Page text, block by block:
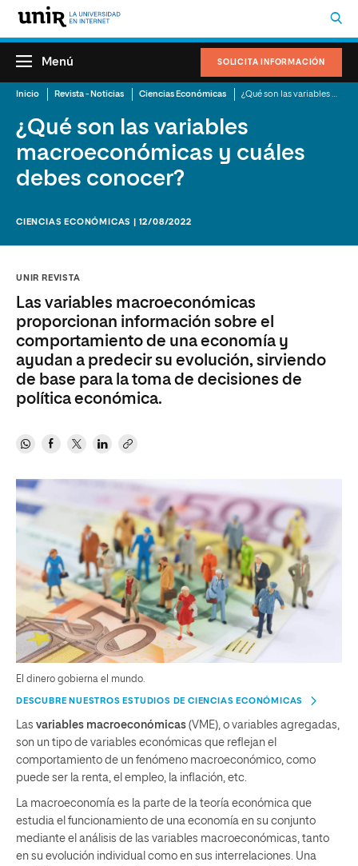
SOLICITA INFORMACIÓN
Menú
Inicio Revista - Noticias Ciencias Económicas
¿Qué son las variables
macroeconómicas y cuáles
debes conocer?
CIENCIAS ECONÓMICAS | 12/08/2022
UNIR REVISTA
Las variables macroeconómicas
proporcionan información sobre el
comportamiento de una economía y
ayudan a predecir su evolución, sirviendo
de base para la toma de decisiones de
política económica.
El dinero gobierna el mundo.
DESCUBRE NUESTROS ESTUDIOS DE CIENCIAS ECONÓMICAS
Las variables macroeconómicas (VME), o variables agregadas,
son un tipo de variables económicas que reflejan el
comportamiento de un fenómeno macroeconómico, como
puede ser la renta, el empleo, la inflación, etc.
La macroeconomía es la parte de la teoría económica que
estudia el funcionamiento de una economía en su conjunto
mediante el análisis de las variables macroeconómicas, tanto
en su evolución individual como en sus interrelaciones. Una